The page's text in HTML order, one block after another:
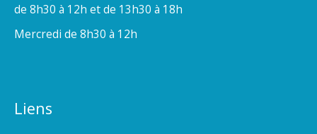
de 8h30 à 12h et de 13h30 à 18h
Mercredi de 8h30 à 12h
Liens